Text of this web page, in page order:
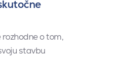
o tom,
stavbu